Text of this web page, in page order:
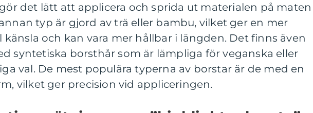
det lätt att applicera och sprida ut materialen på maten
typ är gjord av trä eller bambu, vilket ger en mer
och kan vara mer hållbar i längden. Det finns även
syntetiska borsthår som är lämpliga för veganska eller
val. De mest populära typerna av borstar är de med en
vilket ger precision vid appliceringen.